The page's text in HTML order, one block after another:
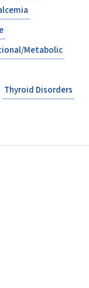
Metabolic
Thyroid Disorders